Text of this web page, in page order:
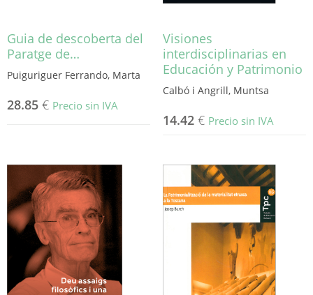
de
Guia de descoberta del
Paratge de…
Puiguriguer Ferrando, Marta
28.85 € Precio sin IVA
Visiones
interdisciplinarias en
Educación y Patrimonio
Calbó i Angrill, Muntsa
14.42 € Precio sin IVA